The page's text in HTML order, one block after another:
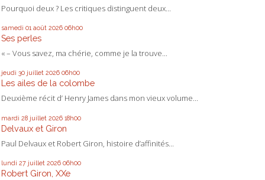
Pourquoi deux ? Les critiques distinguent deux...
samedi 01 août 2026 06h00
Ses perles
« – Vous savez, ma chérie, comme je la trouve...
jeudi 30 juillet 2026 06h00
Les ailes de la colombe
Deuxième récit d’ Henry James dans mon vieux volume...
mardi 28 juillet 2026 18h00
Delvaux et Giron
Paul Delvaux et Robert Giron, histoire d’affinités...
lundi 27 juillet 2026 06h00
Robert Giron, XXe